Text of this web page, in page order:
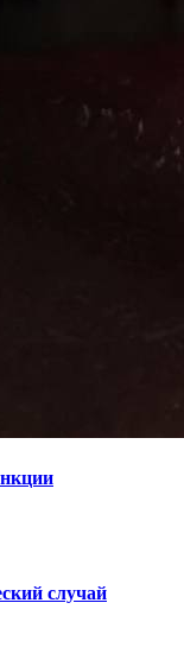
случай